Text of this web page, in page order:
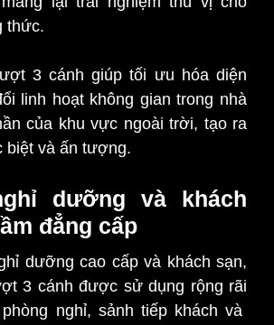
thức.
3 cánh giúp tối ưu hóa diện
linh hoạt không gian trong nhà
của khu vực ngoài trời, tạo ra
biệt và ấn tượng.
dưỡng và khách
đẳng cấp
dưỡng cao cấp và khách sạn,
3 cánh được sử dụng rộng rãi
nghỉ, sảnh tiếp khách và